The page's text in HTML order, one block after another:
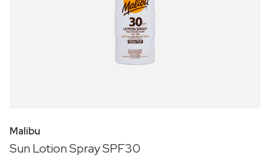
Malibu
Sun Lotion Spray SPF30